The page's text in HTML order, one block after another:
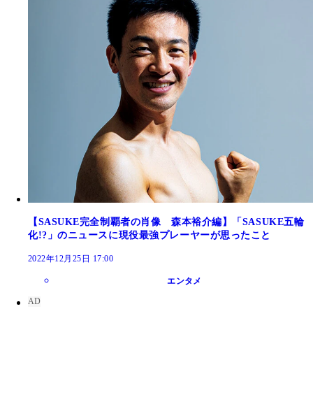
【SASUKE完全制覇者の肖像 森本裕介編】「SASUKE五輪
化!?」のニュースに現役最強プレーヤーが思ったこと
2022年12月25日 17:00
エンタメ